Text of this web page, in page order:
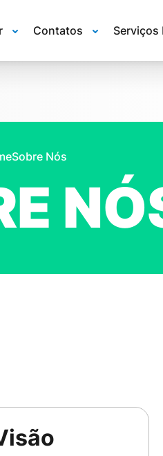
Contatos Serviços
Sobre Nós